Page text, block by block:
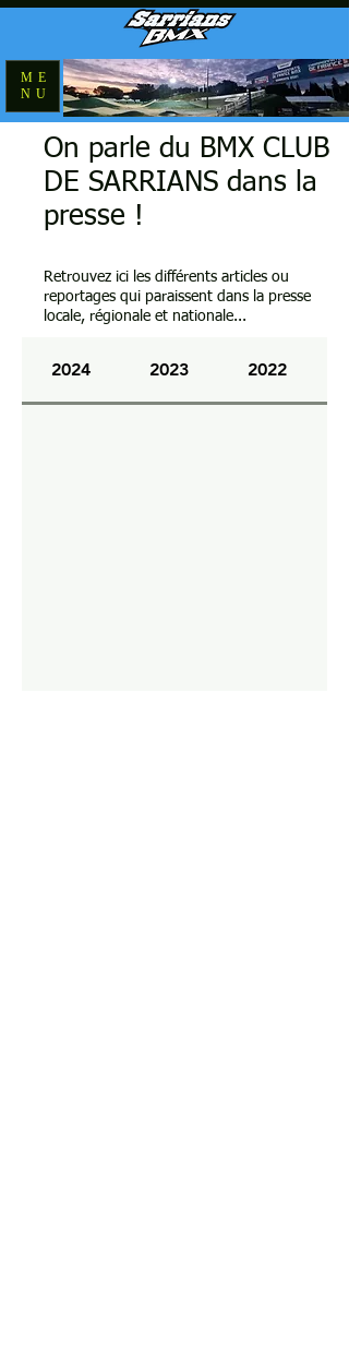
ME
NU
On parle du BMX CLUB
DE SARRIANS dans la
presse !
Retrouvez ici les différents articles ou
reportages qui paraissent dans la presse
locale, régionale et nationale...
2024 2023 2022